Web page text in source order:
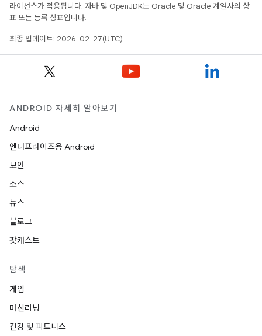
라이선스가 적용됩니다. 자바 및 OpenJDK는 Oracle 및 Oracle 계열사의 상
표 또는 등록 상표입니다.
최종 업데이트: 2026-02-27(UTC)
ANDROID 자세히 알아보기
Android
엔터프라이즈용 Android
보안
소스
뉴스
블로그
팟캐스트
탐색
게임
머신러닝
건강 및 피트니스